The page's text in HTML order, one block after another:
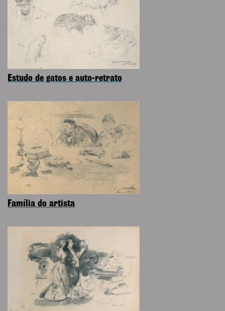
Estudo de gatos e auto-retrato
Família do artista